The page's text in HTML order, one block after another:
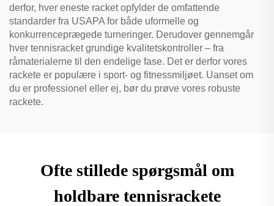
derfor, hver eneste racket opfylder de omfattende
standarder fra USAPA for både uformelle og
konkurrenceprægede turneringer. Derudover gennemgår
hver tennisracket grundige kvalitetskontroller – fra
råmaterialerne til den endelige fase. Det er derfor vores
rackete er populære i sport- og fitnessmiljøet. Uanset om
du er professionel eller ej, bør du prøve vores robuste
rackete.
Ofte stillede spørgsmål om
holdbare tennisrackete